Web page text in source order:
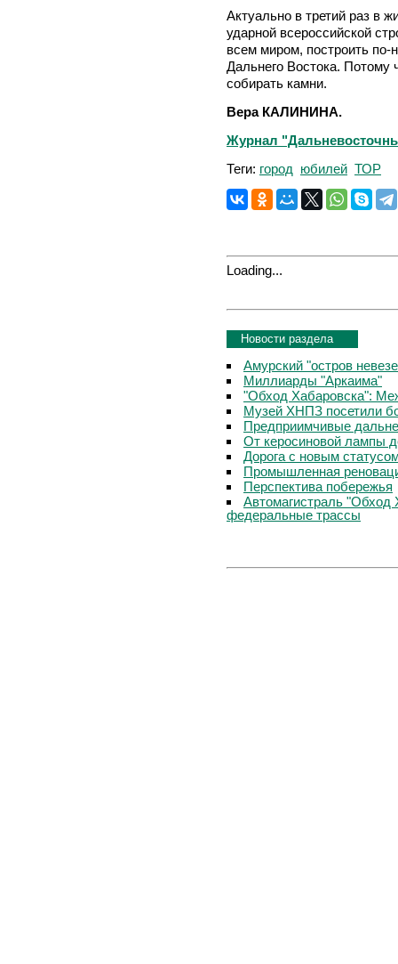
Актуально в третий раз в
ударной всероссийской
всем миром, построить
Дальнего Востока.
собирать камни.
Вера КАЛИНИНА.
Журнал
Теги: город юбилей ТОР
Loading...
Новости раздела
Амурский "остров
Миллиарды "Аркаима"
"Обход Хабаровска":
Музей ХНПЗ посетили
Предприимчивые
От керосиновой лампы
Дорога с новым
Промышленная
Перспектива побережья
Автомагистраль "Обход
федеральные трассы